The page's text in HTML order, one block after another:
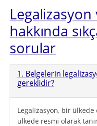
hakkında
sorular
1. Belgelerin
gereklidir?
Legalizasyon, bir
ülkede resmi olarak